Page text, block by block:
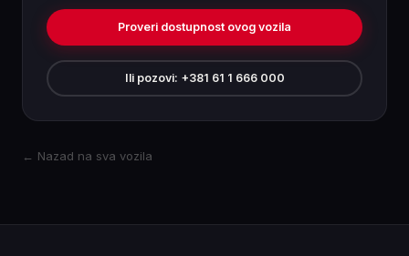
Proveri dostupnost ovog vozila
Ili pozovi: +381 61 1 666 000
← Nazad na sva vozila